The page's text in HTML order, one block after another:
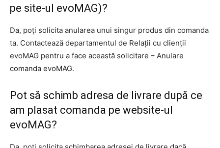
pe site-ul evoMAG)?
Da, poți solicita anularea unui singur produs din comanda
ta. Contactează departamentul de Relații cu clienții
evoMAG pentru a face această solicitare – Anulare
comanda evoMAG.
Pot să schimb adresa de livrare după ce
am plasat comanda pe website-ul
evoMAG?